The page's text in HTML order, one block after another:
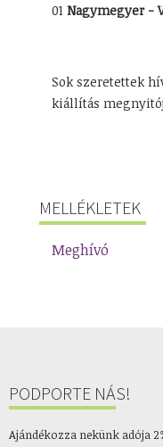
01 Nagymegyer -
Sok szeretettek
kiállítás
MELLÉKLETEK
Meghívó
PODPORTE NÁS!
Ajándékozza nekünk adója